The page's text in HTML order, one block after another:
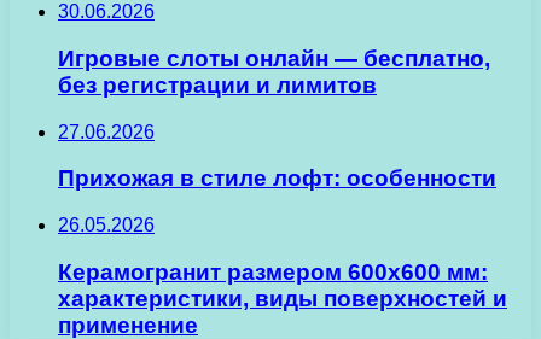
30.06.2026
Игровые слоты онлайн — бесплатно,
без регистрации и лимитов
27.06.2026
Прихожая в стиле лофт: особенности
26.05.2026
Керамогранит размером 600х600 мм:
характеристики, виды поверхностей и
применение